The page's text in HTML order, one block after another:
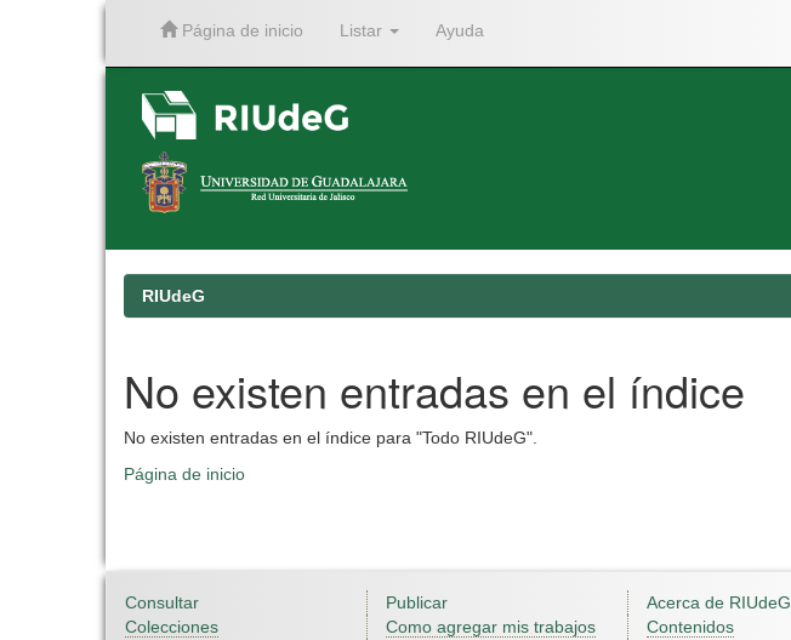
Página de inicio Listar Ayuda
RIUdeG
No existen entradas en el índice
No existen entradas en el índice para "Todo RIUdeG".
Página de inicio
Consultar
Colecciones
Publicar
Como agregar mis trabajos
Acerca de RIUdeG
Contenidos